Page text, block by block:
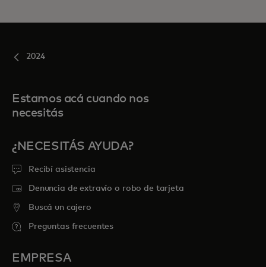
2024
Estamos acá cuando nos
necesitás
¿NECESITÁS AYUDA?
Recibí asistencia
Denuncia de extravío o robo de tarjeta
Buscá un cajero
Preguntas frecuentes
EMPRESA